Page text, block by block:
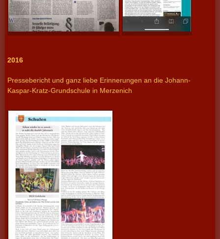
2016
Pressebericht und ganz liebe Erinnerungen an die Johann-
Kaspar-Kratz-Grundschule in Merzenich